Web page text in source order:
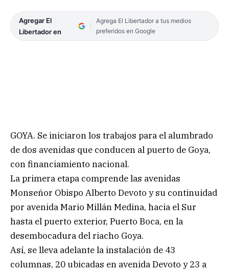
Agregar El
Libertador en
Agrega El Libertador a tus medios
preferidos en Google
GOYA. Se iniciaron los trabajos para el alumbrado
de dos avenidas que conducen al puerto de Goya,
con financiamiento nacional.
La primera etapa comprende las avenidas
Monseñor Obispo Alberto Devoto y su continuidad
por avenida Mario Millán Medina, hacia el Sur
hasta el puerto exterior, Puerto Boca, en la
desembocadura del riacho Goya.
Así, se lleva adelante la instalación de 43
columnas, 20 ubicadas en avenida Devoto y 23 a